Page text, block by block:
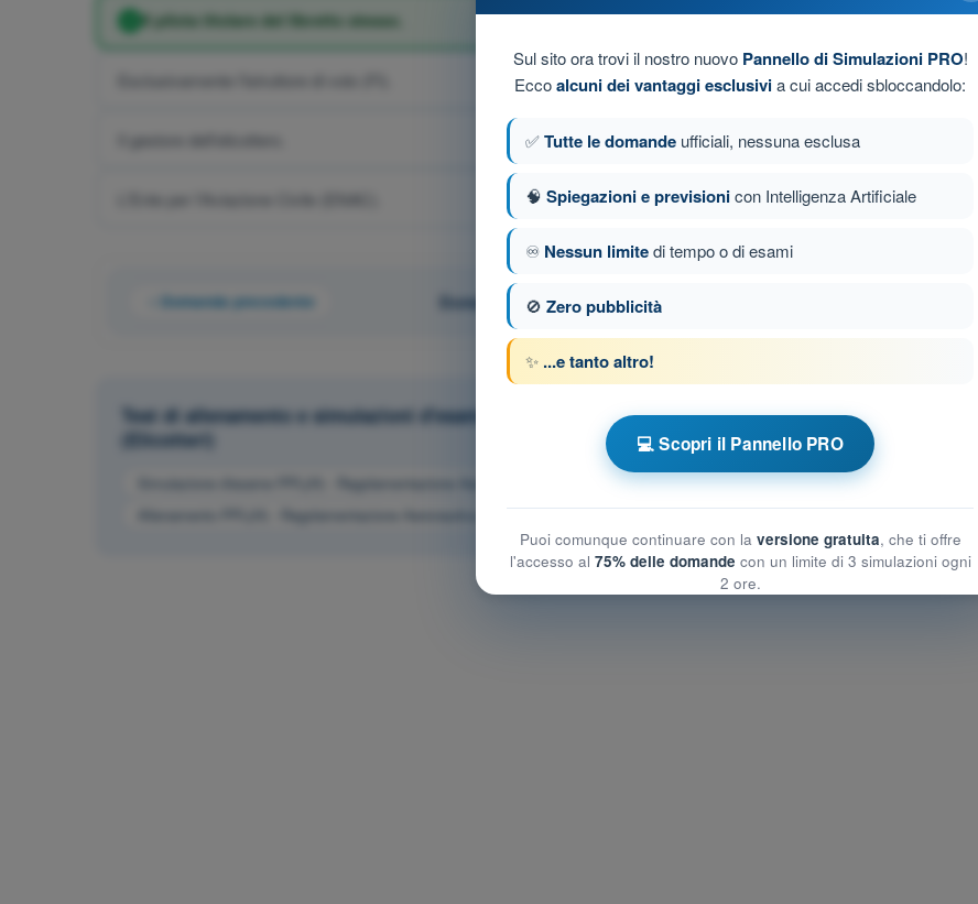
Il pilota titolare del libretto stesso.
Il gestore dell'elicottero.
Domanda precedente Domanda 144 di 192
Test di allenamento e simulazioni d'esame a tempo PPL(H) - Licenza Pilota Privato
(Elicotteri)
Simulazione d'esame PPL(H) - Regolamentazione Aeronautica
Allenamento PPL(H) - Regolamentazione Aeronautica
Esame in PDF PPL(H) - Regolamentazione Aeronautica
Sul sito ora trovi il nostro nuovo Pannello di Simulazioni PRO!
Eccoalcuni dei vantaggi esclusivia cui accedi sbloccandolo:
✅Tutte le domande ufficiali, nessuna esclusa
🧠 Spiegazioni e previsionicon Intelligenza Artificiale
♾️ Nessun limitedi tempo o di esami
🚫 Zero pubblicità
✨ ...e tanto altro!
💻 Scopri il Pannello PRO
Puoi comunque continuare con la versione gratuita, che ti offre
l'accesso al 75% delle domande con un limite di 3 simulazioni ogni
2 ore.